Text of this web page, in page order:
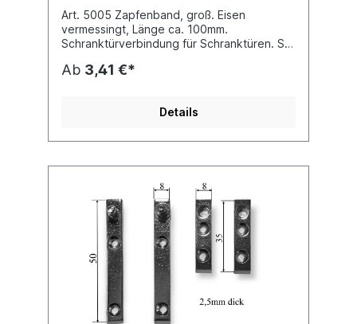
Art. 5005 Zapfenband, groß. Eisen
vermessingt, Länge ca. 100mm.
Schranktürverbindung für Schranktüren. Set
Ab 3,41 €*
Details